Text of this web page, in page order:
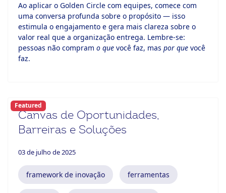
Ao aplicar o Golden Circle com equipes, comece com
uma conversa profunda sobre o propósito — isso
estimula o engajamento e gera mais clareza sobre o
valor real que a organização entrega. Lembre-se:
pessoas não compram o que você faz, mas por que você
faz.
Featured
Canvas de Oportunidades,
Barreiras e Soluções
03 de julho de 2025
framework de inovação ferramentas